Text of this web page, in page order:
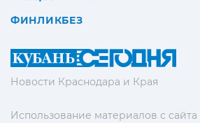
Новости Краснодара и Края
Использование материалов с
ФИНЛИКБЕЗ